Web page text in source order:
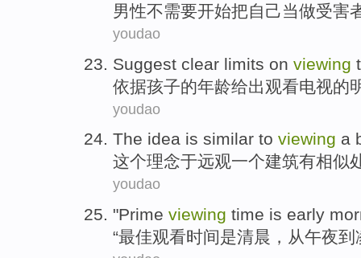
男性不需要开始把自己当做受害
youdao
Suggest clear limits on viewing
依据孩子的年龄给出观看电视的
youdao
The idea is similar to viewing a
这个理念于远观一个建筑有相似
youdao
"Prime viewing time is early
“最佳观看时间是清晨 ， 从午夜到